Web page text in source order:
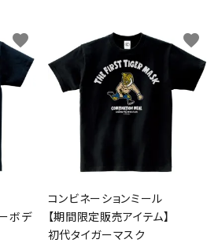
ボデ
favorite
コンビネーションミール
【期間限定販売アイテム】
初代タイガーマスク
favorite